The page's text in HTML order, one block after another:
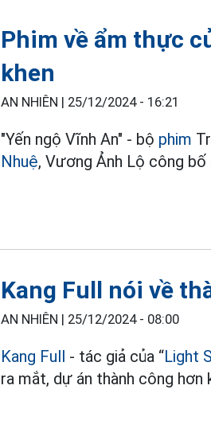
Phim về ẩm thực
khen
AN NHIÊN | 25/12/2024 - 16:21
"Yến ngộ Vĩnh An" - bộ phim
Nhuệ, Vương Ảnh Lộ công
Kang Full nói về
AN NHIÊN | 25/12/2024 - 08:00
Kang Full - tác giả của “Light
ra mắt, dự án thành công hơn